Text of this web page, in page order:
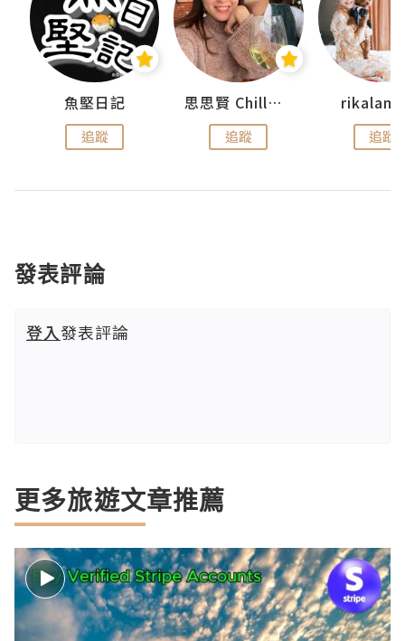
魚堅日記
追蹤
思思賢 ChillMyBabe
追蹤 追蹤
發表評論
登入發表評論
更多旅遊文章推薦